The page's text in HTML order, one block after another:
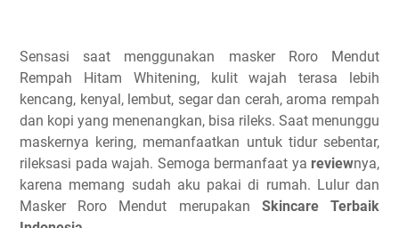
Sensasi saat menggunakan masker Roro Mendut
Rempah Hitam Whitening, kulit wajah terasa lebih
kencang, kenyal, lembut, segar dan cerah, aroma rempah
dan kopi yang menenangkan, bisa rileks. Saat menunggu
maskernya kering, memanfaatkan untuk tidur sebentar,
rileksasi pada wajah. Semoga bermanfaat ya reviewnya,
karena memang sudah aku pakai di rumah. Lulur dan
Masker Roro Mendut merupakan Skincare Terbaik